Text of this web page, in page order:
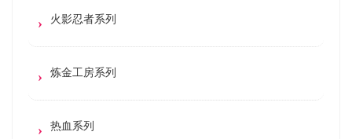
火影忍者系列
炼金工房系列
热血系列